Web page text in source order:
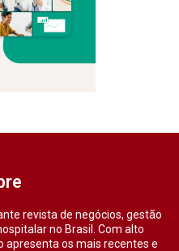
revista de negócios, gestão
no Brasil. Com alto
apresenta os mais recentes e